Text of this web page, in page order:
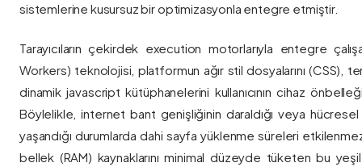
sistemlerine kusursuz bir optimizasyonla entegre etmiştir.
Tarayıcıların çekirdek execution motorlarıyla entegre
Workers) teknolojisi, platformun ağır stil dosyalarını (CSS),
dinamik javascript kütüphanelerini kullanıcının cihaz
Böylelikle, internet bant genişliğinin daraldığı veya
yaşandığı durumlarda dahi sayfa yüklenme süreleri
bellek (RAM) kaynaklarını minimal düzeyde tüketen bu yeşil